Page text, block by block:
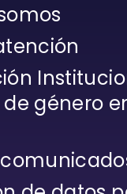
género